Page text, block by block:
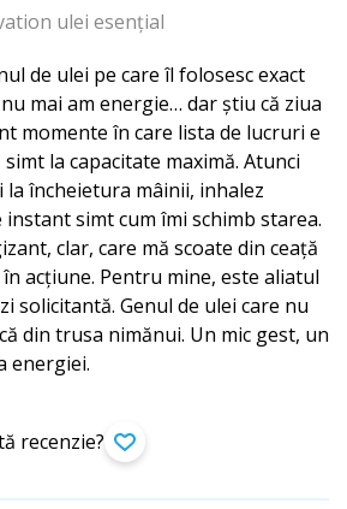
ulei esențial
de ulei pe care îl folosesc exact
mai am energie… dar știu că ziua
momente în care lista de lucruri e
la capacitate maximă. Atunci
la încheietura mâinii, inhalez
simt cum îmi schimb starea.
clar, care mă scoate din ceață
acțiune. Pentru mine, este aliatul
solicitantă. Genul de ulei care nu
din trusa nimănui. Un mic gest, un
energiei.
recenzie?